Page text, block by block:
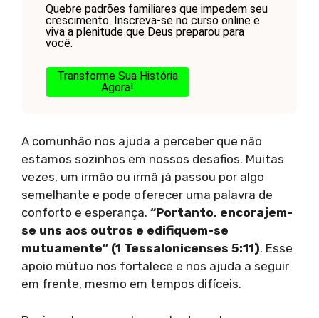
Quebre padrões familiares que impedem seu
crescimento. Inscreva-se no curso online e
viva a plenitude que Deus preparou para
você.
Transforme Sua História
Agora!
A comunhão nos ajuda a perceber que não
estamos sozinhos em nossos desafios. Muitas
vezes, um irmão ou irmã já passou por algo
semelhante e pode oferecer uma palavra de
conforto e esperança. “Portanto, encorajem-
se uns aos outros e edifiquem-se
mutuamente” (1 Tessalonicenses 5:11). Esse
apoio mútuo nos fortalece e nos ajuda a seguir
em frente, mesmo em tempos difíceis.